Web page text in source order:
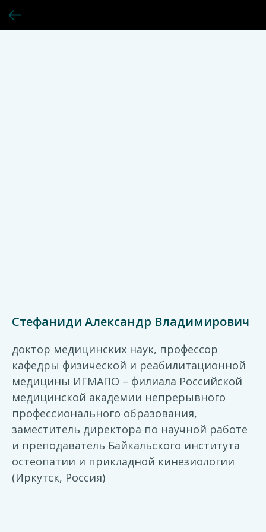
Стефаниди Александр Владимирович
доктор медицинских наук, профессор
кафедры физической и реабилитационной
медицины ИГМАПО – филиала Российской
медицинской академии непрерывного
профессионального образования,
заместитель директора по научной работе
и преподаватель Байкальского института
остеопатии и прикладной кинезиологии
(Иркутск, Россия)